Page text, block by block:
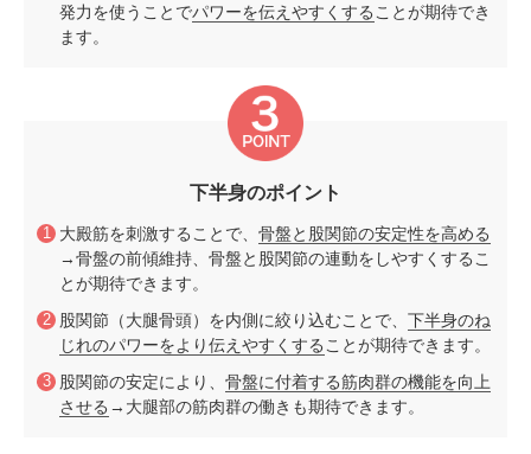
発力を使うことでパワーを伝えやすくする ことが期待でき
ます。
下半身のポイント
大殿筋を刺激することで、 骨盤と股関節の安定性を高める
→骨盤の前傾維持、骨盤と股関節の連動をしやすくするこ
とが期待できます。
股関節（大腿骨頭）を内側に絞り込むことで、 下半身のね
じれのパワーをより伝えやすくする ことが期待できます。
股関節の安定により、 骨盤に付着する筋肉群の機能を向上
させる →大腿部の筋肉群の働きも期待できます。